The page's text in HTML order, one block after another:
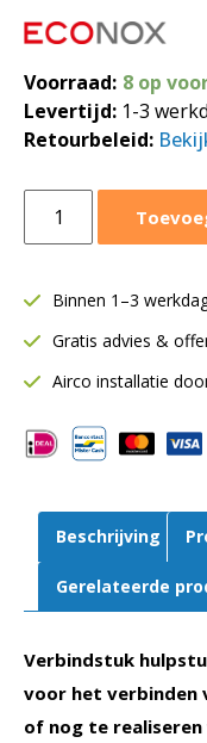
Voorraad: 8 op
Levertijd: 1-3
Retourbeleid:
voor
mm
aantal
Binnen 1–3
Gratis advies &
Airco installatie
Beschrijving
Gerelateerde
Verbindstuk
voor het verbinden
of nog te